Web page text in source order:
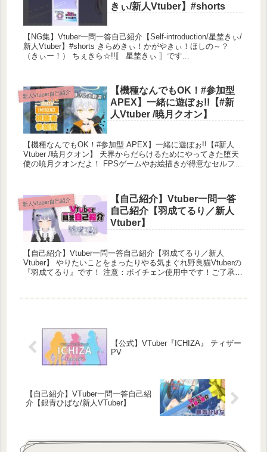
きぃ/新人Vtuber】#shorts
【NG集】Vtuber一問一答自己紹介【Self-introduction/星埜きぃ/
新人Vtuber】#shorts きらめきぃ！かがやきぃ！ほしの～？
（きぃー！） ちぇきら☆!!〚 星埜きぃ 〛です...
新人Vtuber自己紹介
【機種なんでもOK！#参加型
APEX】一緒に遊ぼぉ!!【#新
人Vtuber /暁月クオン】
【機種なんでもOK！#参加型 APEX】一緒に遊ぼぉ!!【#新人
Vtuber /暁月クオン】 天界からだらけるためにやってきた堕天
使の暁月クオンだよ！ FPSゲームやお絵描きが得意なセルフ受
新人Vtuber自己紹介
【自己紹介】Vtuber一問一答
自己紹介【羽成てるり／新人
Vtuber】
【自己紹介】Vtuber一問一答自己紹介【羽成てるり／新人
Vtuber】 やりたいことをまったりやる気まぐれ野良猫Vtuberの
『羽成てるり』です！ 注意：ボイチェン使用中です！ご了承く
【公式】VTuber『ICHIZA』 ティザー
PV
【自己紹介】VTuber一問一答自己紹
介【銀青ひばな/新人VTuber】